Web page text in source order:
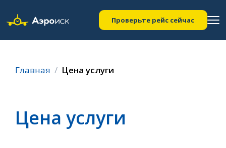
Проверьте рейс сейчас
Главная Цена услуги
Цена услуги